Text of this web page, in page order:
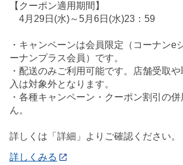
【クーポン適用期間】
4月29日(水)～5月6日(水)23：59
・キャンペーンは会員限定（コーナンe
ーナンプラス会員）です。
・配送のみご利用可能です。店舗受取
入は対象外となります。
・各種キャンペーン・クーポン割引の
ん。
詳しくは「詳細」よりご確認ください。
詳しくみる